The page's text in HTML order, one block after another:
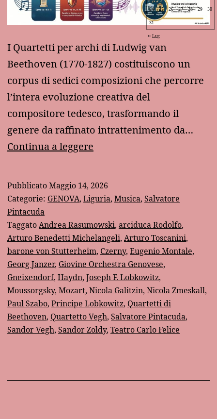
I Quartetti per archi di Ludwig van
Beethoven (1770-1827) costituiscono un
corpus di sedici composizioni che percorre
l’intera evoluzione creativa del
compositore tedesco, trasformando il
genere da raffinato intrattenimento da…
Continua a leggere
Beethoven”:
musicologica
di
Salvatore
Pintacuda
PubblicatoMaggio 14, 2026
Categorie: GENOVA, Liguria, Musica, Salvatore
Pintacuda
TaggatoAndrea Rasumowski, arciduca Rodolfo,
Arturo Benedetti Michelangeli, Arturo Toscanini,
barone von Stutterheim, Czerny, Eugenio Montale,
Georg Janzer, Giovine Orchestra Genovese,
Gneixendorf, Haydn, Joseph F. Lobkowitz,
Moussorgsky, Mozart, Nicola Galitzin, Nicola Zmeskall,
Paul Szabo, Principe Lobkowitz, Quartetti di
Beethoven, Quartetto Vegh, Salvatore Pintacuda,
Sandor Vegh, Sandor Zoldy, Teatro Carlo Felice
24 25 26 27 28 29 30
31
Lug